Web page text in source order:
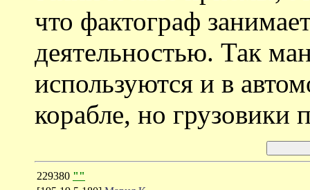
что фактограф
деятельностью. Так
используются и в
корабле, но грузовики
229380 ""